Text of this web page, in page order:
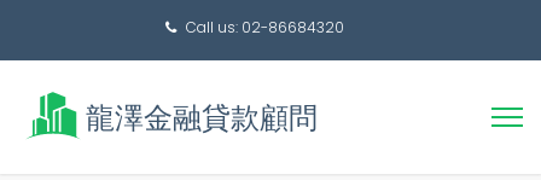
Call us: 02-86684320